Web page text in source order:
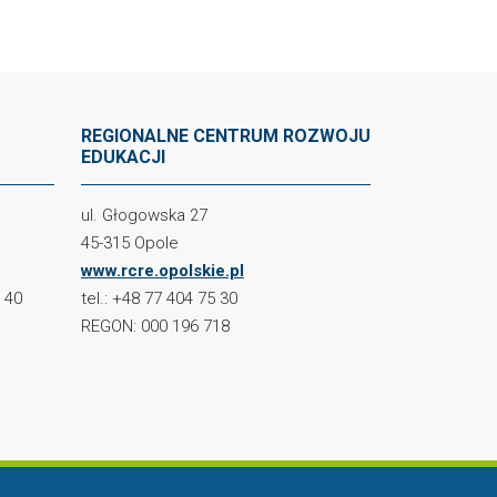
40
REGIONALNE CENTRUM ROZWOJU
EDUKACJI
ul. Głogowska 27
45-315 Opole
www.rcre.opolskie.pl
tel.: +48 77 404 75 30
REGON: 000 196 718